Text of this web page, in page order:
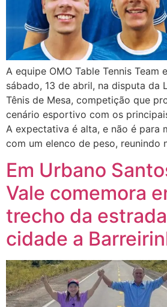
A equipe OMO Table Tennis Team
sábado, 13 de abril, na disputa da
Tênis de Mesa, competição que
cenário esportivo com os
A expectativa é alta, e não é para
com um elenco de peso, reunindo
Em Urbano
Vale comemora
trecho da
cidade a